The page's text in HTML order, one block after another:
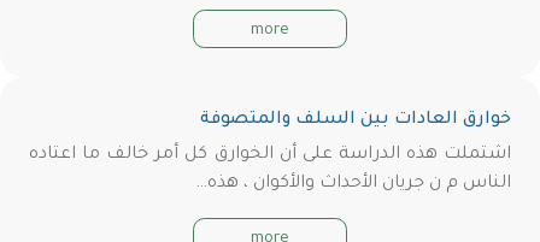
more
خوارق العادات بين السلف والمتصوفة
اشتملت هذه الدراسة على أن الخوارق كل أمر خالف ما اعتاده
الناس م ن جريان الأحداث والأكوان ، هذه…